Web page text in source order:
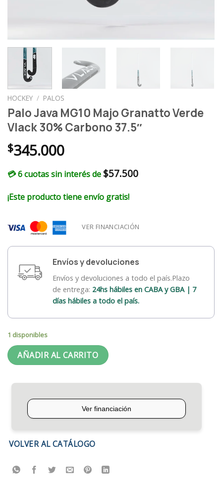
HOCKEY / PALOS
Palo Java MG10 Majo Granatto Verde
Vlack 30% Carbono 37.5″
$345.000
💳 6 cuotas sin interés de $57.500
¡Este producto tiene envío gratis!
VER FINANCIACIÓN
Envíos y devoluciones
Envíos y devoluciones a todo el país.Plazo
de entrega: 24hs hábiles en CABA y GBA | 7
días hábiles a todo el país.
1 disponibles
AÑADIR AL CARRITO
VOLVER AL CATÁLOGO